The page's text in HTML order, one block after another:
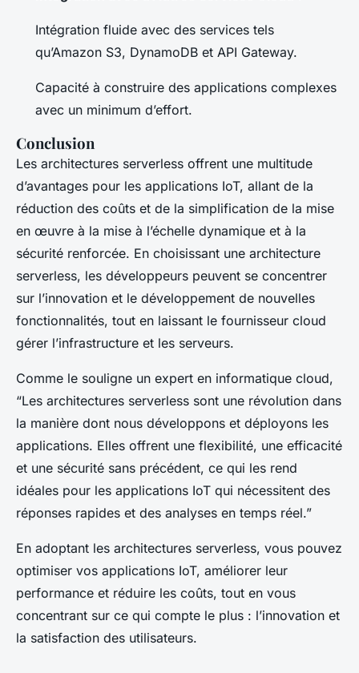
Intégration fluide avec des services tels
qu’Amazon S3, DynamoDB et API Gateway.
Capacité à construire des applications complexes
avec un minimum d’effort.
Conclusion
Les architectures serverless offrent une multitude
d’avantages pour les applications IoT, allant de la
réduction des coûts et de la simplification de la mise
en œuvre à la mise à l’échelle dynamique et à la
sécurité renforcée. En choisissant une architecture
serverless, les développeurs peuvent se concentrer
sur l’innovation et le développement de nouvelles
fonctionnalités, tout en laissant le fournisseur cloud
gérer l’infrastructure et les serveurs.
Comme le souligne un expert en informatique cloud,
“Les architectures serverless sont une révolution dans
la manière dont nous développons et déployons les
applications. Elles offrent une flexibilité, une efficacité
et une sécurité sans précédent, ce qui les rend
idéales pour les applications IoT qui nécessitent des
réponses rapides et des analyses en temps réel.”
En adoptant les architectures serverless, vous pouvez
optimiser vos applications IoT, améliorer leur
performance et réduire les coûts, tout en vous
concentrant sur ce qui compte le plus : l’innovation et
la satisfaction des utilisateurs.